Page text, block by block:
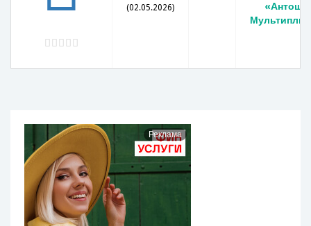
(02.05.2026)
Реклама